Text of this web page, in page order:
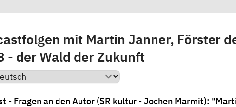
mit Martin Janner, Förster
- der Wald der Zukunft
- Fragen an den Autor (SR kultur - Jochen Marmit):